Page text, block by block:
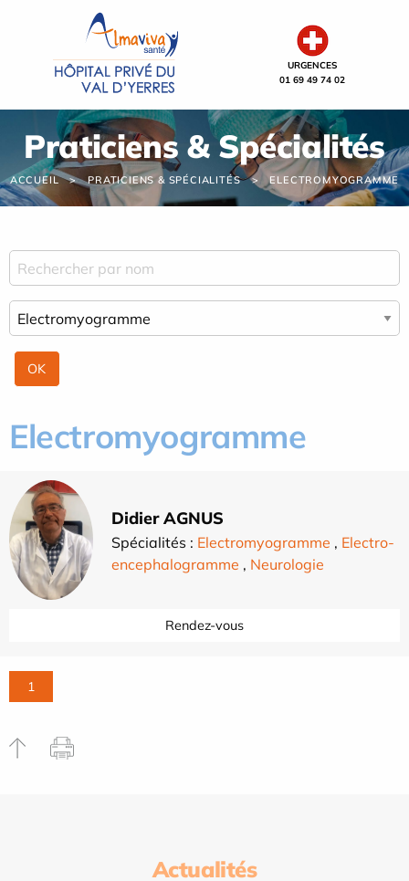
URGENCES
01 69 49 74 02
Praticiens & Spécialités
ACCUEIL PRATICIENS & SPÉCIALITÉS ELECTROMYOGRAMME
Electromyogramme
Didier AGNUS
Spécialités : Electromyogramme , Electro-
encephalogramme , Neurologie
Rendez-vous
1
Actualités
Panneau de gestion des cookies